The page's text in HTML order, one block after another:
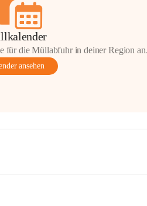
für die Müllabfuhr in deiner Region
ansehen